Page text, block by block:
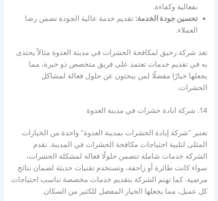
بفعالية وكفاءة.
تحسين جودة الخدمة: تقديم خدمة عالية الجودة تضمن رضا
العملاء.
تعد شركة رحيق لمكافحة الحشرات في مدينة العدوة مثالاً يحتذى
به في تقديم خدمات تعتمد على فريق متخصص ذو خبرة، مما
يجعلها خيارًا مفضلًا لمن يبحثون عن حلول فعالة لمشاكل
الحشرات.
14. شركة ابادة حشرات في مدينة العدوة
تعتبر “شركة إبادة الحشرات بمدينة العدوة” واحدة من الخيارات
المثلى لتلبية احتياجات مكافحة الحشرات في المدينة. تقدم
الشركة خدمات شاملة تتضمن حلولًا فعالة لمشكلة الحشرات،
سواء كانت طائرة أو زاحفة، وتستخدم تقنيات حديثة لضمان نتائج
مرضية. كما تهتم الشركة بتقديم خدمات مخصصة تناسب احتياجات
كل عميل، مما يجعلها الخيار المفضل للكثير من السكان.